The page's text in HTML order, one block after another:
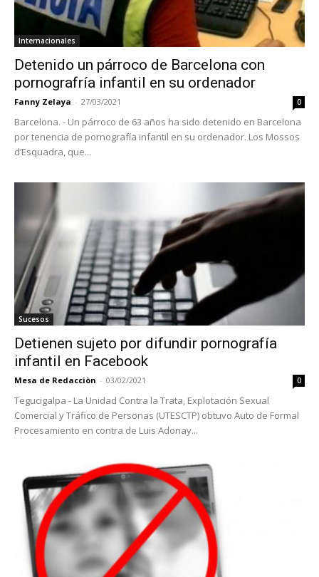
Internacionales
Detenido un párroco de Barcelona con
pornografría infantil en su ordenador
Fanny Zelaya - 27/03/2021 0
Barcelona. - Un párroco de 63 años ha sido detenido en Barcelona
por tenencia de pornografía infantil en su ordenador. Los Mossos
d’Esquadra, que...
Sucesos
Detienen sujeto por difundir pornografía
infantil en Facebook
Mesa de Redacciòn - 03/02/2021 0
Tegucigalpa - La Unidad Contra la Trata, Explotación Sexual
Comercial y Tráfico de Personas (UTESCTP) obtuvo Auto de Formal
Procesamiento en contra de Luis Adonay...